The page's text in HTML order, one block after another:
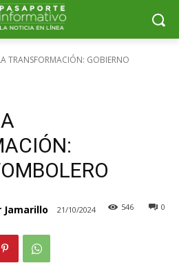
TRANSFORMACIÓN: GOBIERNO
Jamarillo 21/10/2024 0
546